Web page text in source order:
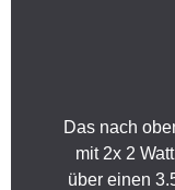
Das nach
mit 2x 2
über einen